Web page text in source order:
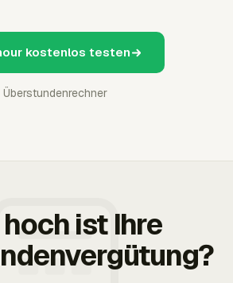
kostenlos testen
Überstundenrechner
ist Ihre